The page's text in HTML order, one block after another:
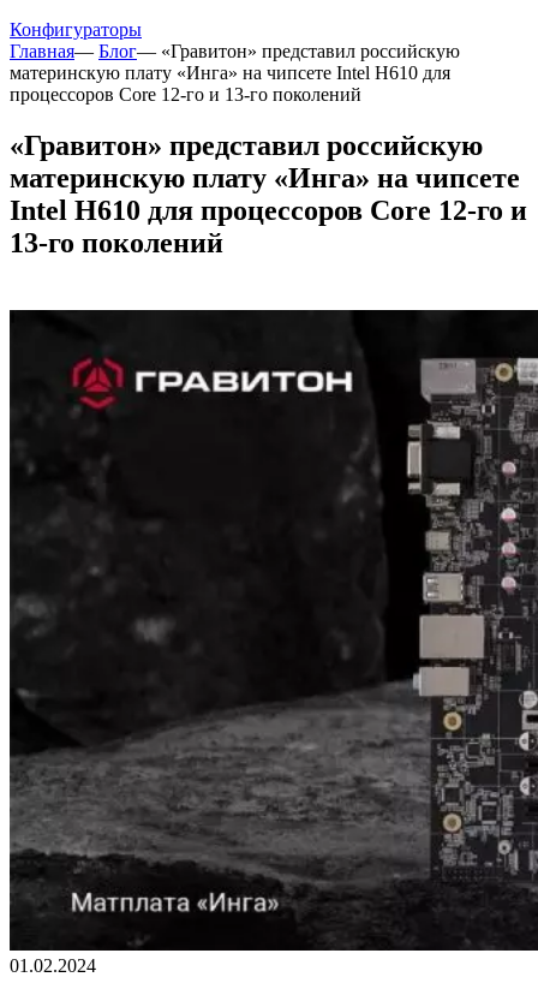
Конфигураторы
Главная— Блог— «Гравитон» представил российскую
материнскую плату «Инга» на чипсете Intel H610 для
процессоров Core 12-го и 13-го поколений
«Гравитон» представил российскую
материнскую плату «Инга» на чипсете
Intel H610 для процессоров Core 12-го и
13-го поколений
01.02.2024